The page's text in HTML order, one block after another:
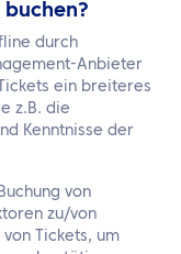
buchen?
durch
Anbieter
ein breiteres
z.B. die
Kenntnisse der
von
zu/von
Tickets, um